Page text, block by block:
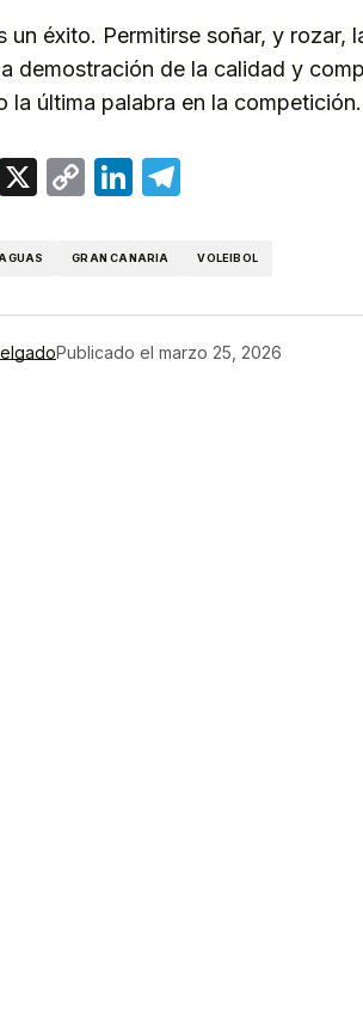
un éxito. Permitirse soñar, y rozar,
demostración de la calidad y
la última palabra en la competición.
WhatsApp
X
CopyLinkedIn
GRAN CANARIA VOLEIBOL
Publicado el marzo 25, 2026